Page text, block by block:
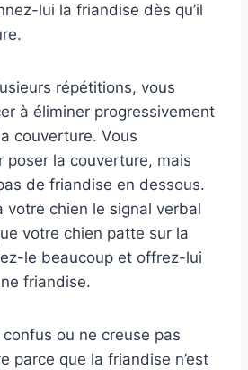
lui la friandise dès qu’il
répétitions, vous
à éliminer progressivement
couverture. Vous
poser la couverture, mais
de friandise en dessous.
votre chien le signal verbal
votre chien patte sur la
le beaucoup et offrez-lui
friandise.
ou ne creuse pas
parce que la friandise n’est